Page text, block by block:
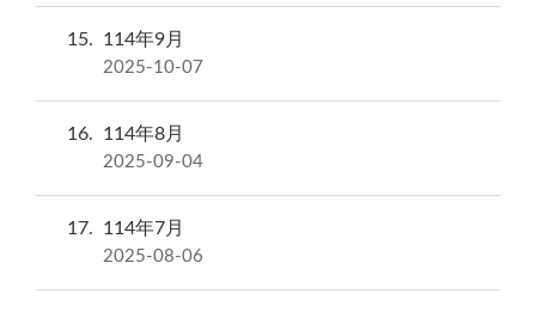
15 114年9月
2025-10-07
16 114年8月
2025-09-04
17 114年7月
2025-08-06